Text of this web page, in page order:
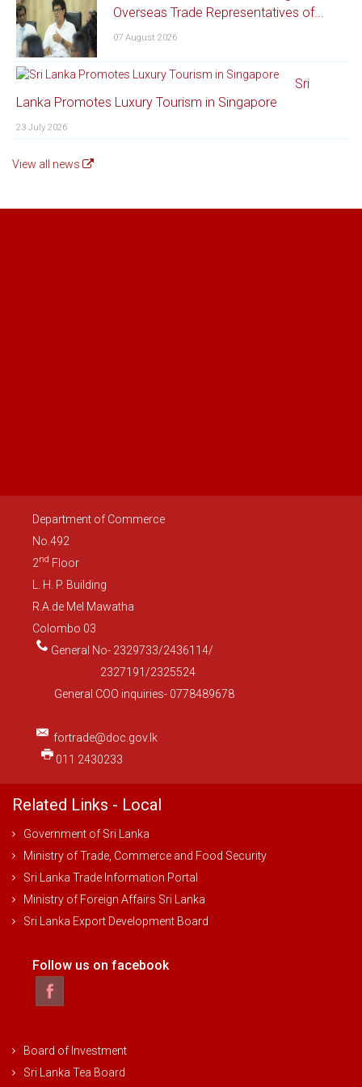
Overseas Trade Representatives of...
07 August 2026
Sri
Lanka Promotes Luxury Tourism in Singapore
23 July 2026
View all news
Department of Commerce
No.492
2nd Floor
L. H. P. Building
R.A.de Mel Mawatha
Colombo 03
General No- 2329733/2436114/
2327191/2325524
General COO inquiries- 0778489678
fortrade@doc.gov.lk
011 2430233
Related Links - Local
Government of Sri Lanka
Ministry of Trade, Commerce and Food Security
Sri Lanka Trade Information Portal
Ministry of Foreign Affairs Sri Lanka
Sri Lanka Export Development Board
Follow us on facebook
Board of Investment
Sri Lanka Tea Board